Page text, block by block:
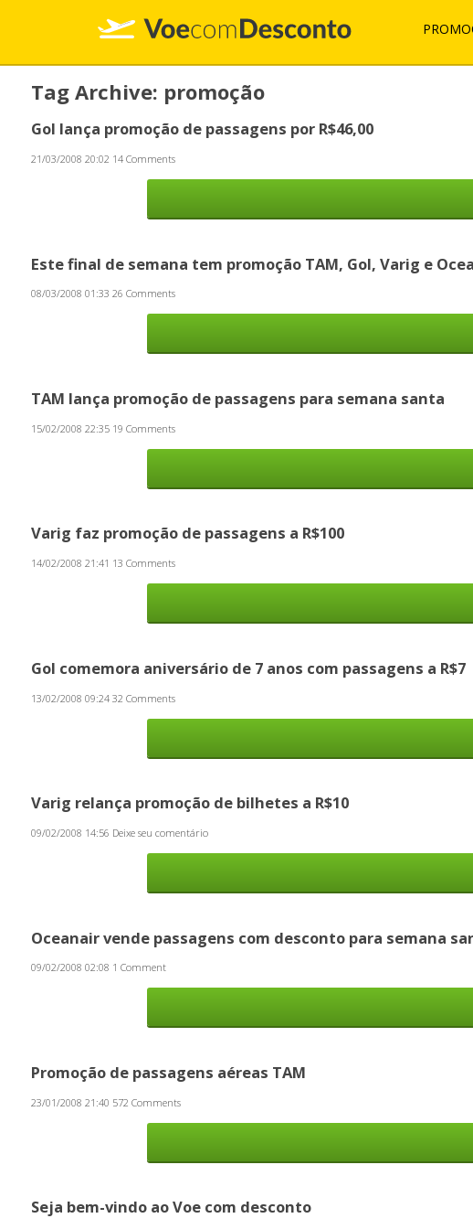
Tag Archive: promoção
Gol lança promoção de passagens por R$46,00
21/03/2008 20:02 14 Comments
Este final de semana tem promoção TAM, Gol, Varig e
08/03/2008 01:33 26 Comments
TAM lança promoção de passagens para semana santa
15/02/2008 22:35 19 Comments
Varig faz promoção de passagens a R$100
14/02/2008 21:41 13 Comments
Gol comemora aniversário de 7 anos com passagens a R$7
13/02/2008 09:24 32 Comments
Varig relança promoção de bilhetes a R$10
09/02/2008 14:56 Deixe seu comentário
Oceanair vende passagens com desconto para semana
09/02/2008 02:08 1 Comment
Promoção de passagens aéreas TAM
23/01/2008 21:40 572 Comments
Seja bem-vindo ao Voe com desconto